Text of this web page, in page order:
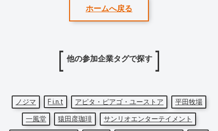
ホームへ戻る
他の参加企業タグで探す
ノジマ F i.n.t アピタ・ピアゴ・ユーストア
平田牧場
一風堂
猿田彦珈琲
サンリオエンターテイメント